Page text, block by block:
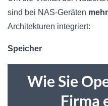
sind bei NAS-Geräten
Architekturen integriert:
Speicher